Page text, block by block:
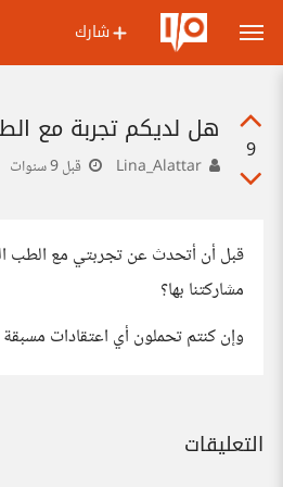
شارك
9
هل لديكم تجربة مع
قبل 9 سنوات
قبل أن أتحدث عن تجربتي مع الطب
مشاركتنا بها؟
وإن كنتم تحملون أي اعتقادات
التعليقات